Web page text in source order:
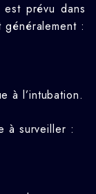
prévu dans
:
à l’intubation.
à surveiller :